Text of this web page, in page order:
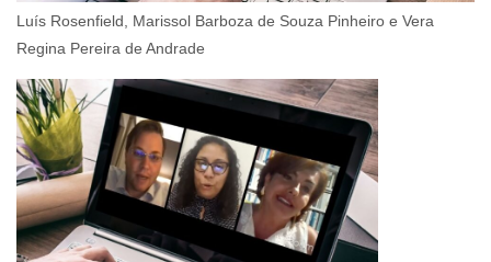
Luís Rosenfield, Marissol Barboza de Souza Pinheiro e Vera
Regina Pereira de Andrade